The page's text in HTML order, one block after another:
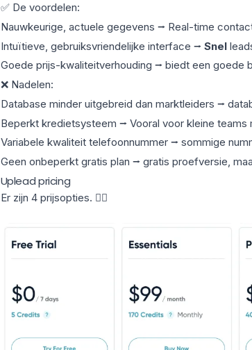
✅ De voordelen:
Nauwkeurige, actuele gegevens ⭢ Real-time
Intuïtieve, gebruiksvriendelijke interface ⭢ Snel
Goede prijs-kwaliteitverhouding ⭢ biedt een goede
❌ Nadelen:
Database minder uitgebreid dan marktleiders ⭢
Beperkt kredietsysteem ⭢ Vooral voor kleine
Variabele kwaliteit telefoonnummer ⭢ sommige
Geen onbeperkt gratis plan ⭢ gratis proefversie,
Uplead pricing
Er zijn 4 prijsopties. 👇🏼